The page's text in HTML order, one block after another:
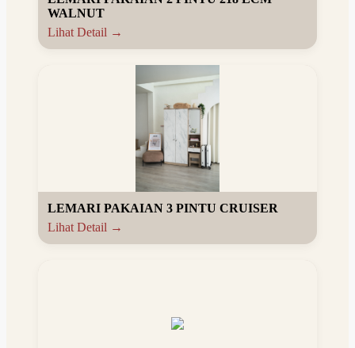
WALNUT
Lihat Detail →
LEMARI PAKAIAN 3 PINTU CRUISER
Lihat Detail →